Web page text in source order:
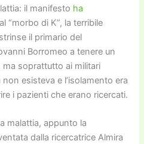
il manifesto ha
“morbo di K”, la terribile
il primario del
Borromeo a tenere un
soprattutto ai militari
esisteva e l’isolamento era
i pazienti che erano ricercati.
malattia, appunto la
dalla ricercatrice Almira